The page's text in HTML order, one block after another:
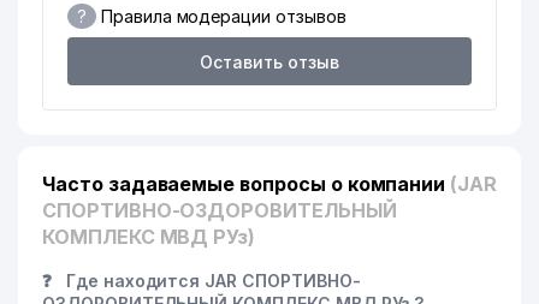
19 DESIGN FOR YOU ООО 950 м
20 KIMYOTRANS ООО 986 м
? Правила модерации отзывов
Оставить отзыв
Часто задаваемые вопросы о компании (JAR
СПОРТИВНО-ОЗДОРОВИТЕЛЬНЫЙ
КОМПЛЕКС МВД РУз)
❓
Где находится JAR СПОРТИВНО-